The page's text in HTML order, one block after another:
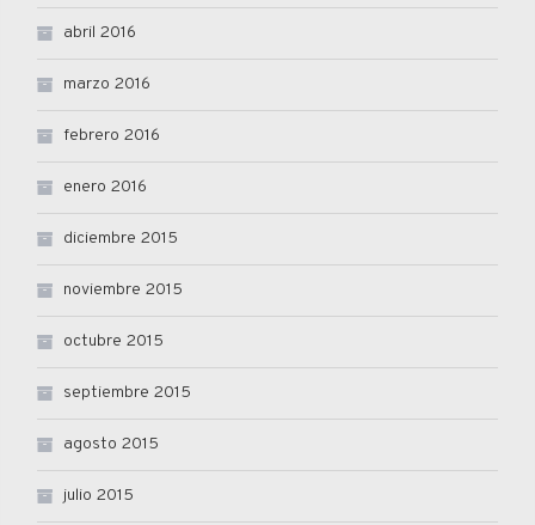
abril 2016
marzo 2016
febrero 2016
enero 2016
diciembre 2015
noviembre 2015
octubre 2015
septiembre 2015
agosto 2015
julio 2015